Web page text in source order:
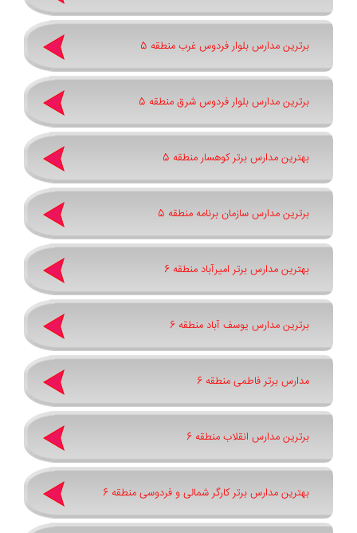
برترین مدارس بلوار فردوس غرب منطقه 5
برترین مدارس بلوار فردوس شرق منطقه 5
بهترین مدارس برتر کوهسار منطقه 5
برترین مدارس سازمان برنامه منطقه 5
بهترین مدارس برتر امیرآباد منطقه 6
برترین مدارس یوسف آباد منطقه 6
مدارس برتر فاطمی منطقه 6
برترین مدارس انقلاب منطقه 6
بهترین مدارس برتر کارگر شمالی و فردوسی منطقه 6